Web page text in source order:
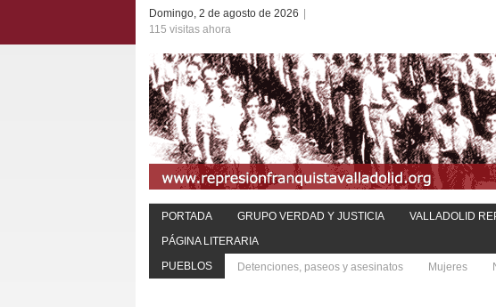
Domingo, 2 de agosto de 2026
115 visitas ahora
PORTADA GRUPO VERDAD Y JUSTICIA VALLADOLID
PÁGINA LITERARIA
PUEBLOS
Detenciones, paseos y asesinatos Mujeres